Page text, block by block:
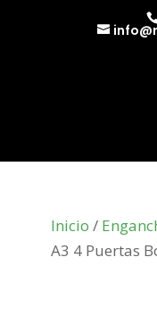
Inicio /
A3 4 Puertas